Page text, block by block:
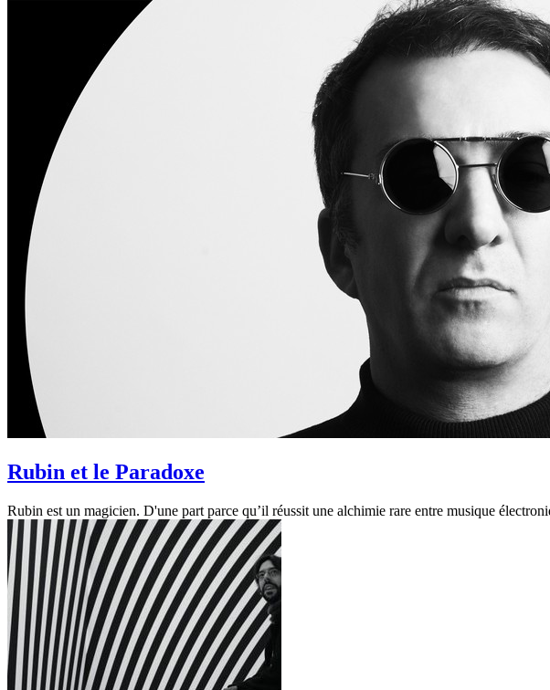
Rubin et le Paradoxe
Rubin est un magicien. D'une part parce qu’il réussit une alchimie rare entre musique